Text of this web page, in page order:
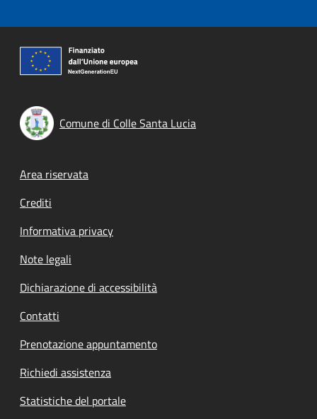
Comune di Colle Santa Lucia
Footer menu
Area riservata
Crediti
Informativa privacy
Note legali
Dichiarazione di accessibilità
Contatti
Prenotazione appuntamento
Richiedi assistenza
Statistiche del portale